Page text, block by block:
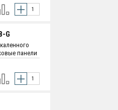
G
панели
- 1.2 мм